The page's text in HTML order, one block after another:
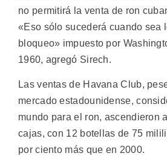
no permitirá la venta de ron
«Eso sólo sucederá cuando sea
bloqueo» impuesto por
1960, agregó Sirech.
Las ventas de Havana Club,
mercado estadounidense,
mundo para el ron, ascendieron
cajas, con 12 botellas de 75
por ciento más que en 2000.